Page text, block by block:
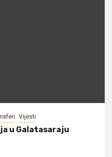
Vijesti
u Galatasaraju